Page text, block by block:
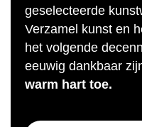
geselecteerde
Verzamel kunst en
het volgende
eeuwig dankbaar
warm hart toe.